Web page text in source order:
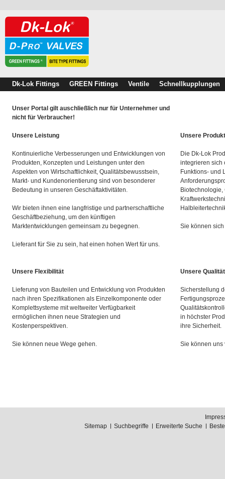
Dk-Lok Fittings GREEN Fittings Ventile Schnellkupplungen
Unser Portal gilt auschließlich nur für Unternehmer und
nicht für Verbraucher!
Unsere Leistung
Kontinuierliche Verbesserungen und Entwicklungen von
Produkten, Konzepten und Leistungen unter den
Aspekten von Wirtschaftlichkeit, Qualitätsbewusstsein,
Markt- und Kundenorientierung sind von besonderer
Bedeutung in unseren Geschäftaktivitäten.
Wir bieten ihnen eine langfristige und partnerschaftliche
Geschäftbeziehung, um den künftigen
Marktentwicklungen gemeinsam zu begegnen.
Lieferant für Sie zu sein, hat einen hohen Wert für uns.
Unsere
Die Dk-Lok
integrieren sich
Funktions- und
Sie können
Unsere Flexibilität
Lieferung von Bauteilen und Entwicklung von Produkten
nach ihren Spezifikationen als Einzelkomponente oder
Komplettsysteme mit weltweiter Verfügbarkeit
ermöglichen ihnen neue Strategien und
Kostenperspektiven.
Sie können neue Wege gehen.
Unsere Qualität
Sicherstellung
in höchster
ihre Sicherheit.
Sie können uns
Sitemap
Suchbegriffe Erweiterte Suche